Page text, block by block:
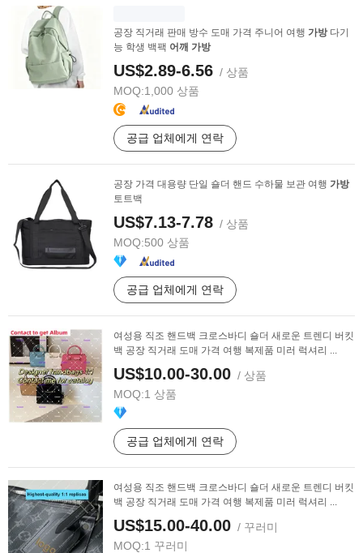
공장 직거래 판매 방수 도매 가격 주니어 여행 가방다기
능 학생 백팩 어깨 가방
US$2.89-6.56 / 상품
MOQ:1,000 상품
공급 업체에게 연락
공장 가격 대용량 단일 숄더 핸드 수하물 보관 여행 가방
토트백
US$7.13-7.78 / 상품
MOQ:500 상품
공급 업체에게 연락
여성용 직조 핸드백 크로스바디 숄더 새로운 트렌디 버킷
백 공장 직거래 도매 가격 여행 복제품 미러 럭셔리 ...
US$10.00-30.00 / 상품
MOQ:1 상품
공급 업체에게 연락
여성용 직조 핸드백 크로스바디 숄더 새로운 트렌디 버킷
백 공장 직거래 도매 가격 여행 복제품 미러 럭셔리 ...
US$15.00-40.00 / 꾸러미
MOQ:1 꾸러미